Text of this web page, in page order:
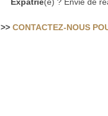
>>CONTACTEZ-NOUS